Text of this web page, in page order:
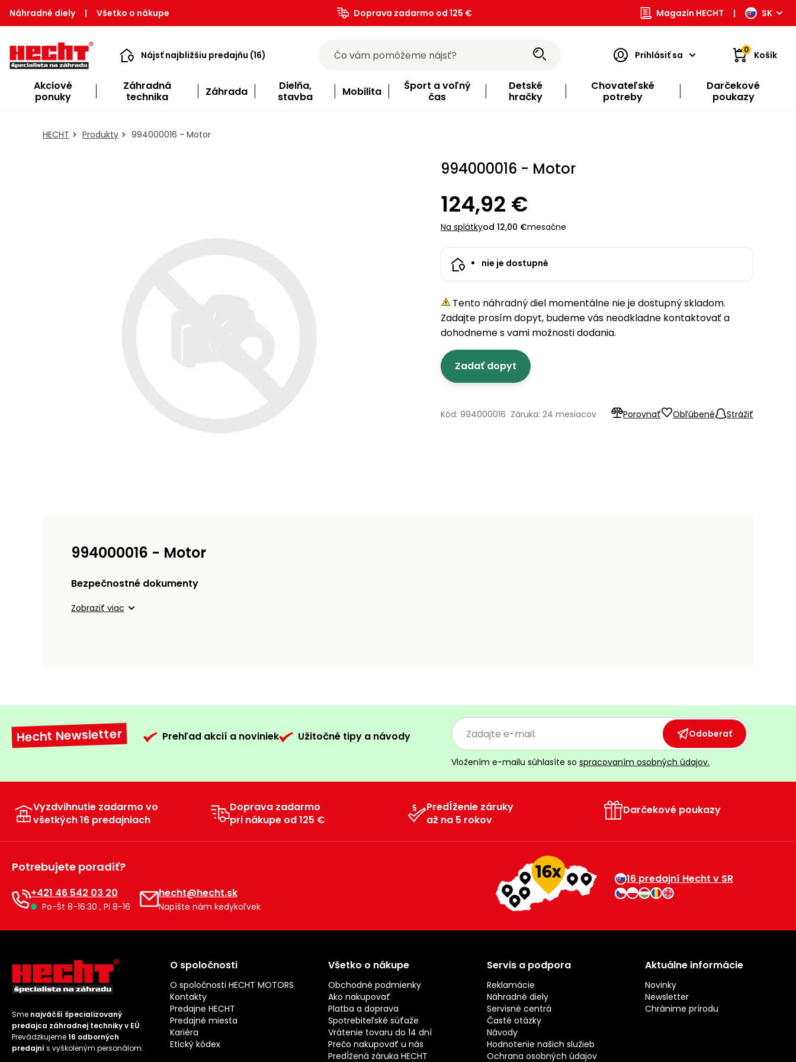
Náhradné diely | Všetko o nákupe Doprava zadarmo od 125 € Magazín HECHT | SK
Nájsť najbližšiu predajňu (16) Prihlásiť sa 0 Košík
Akciové
ponuky
Záhradná
technika
Záhrada
Dielňa,
stavba
Mobilita
Šport a voľný
čas
Detské
hračky
Chovateľské
potreby
Darčekové
poukazy
HECHT Produkty 994000016 - Motor
994000016 - Motor
124,92 €
Na splátkyod 12,00 €mesačne
nie je dostupné
Tento náhradný diel momentálne nie je dostupný skladom.
Zadajte prosím dopyt, budeme vás neodkladne kontaktovať a
dohodneme s vami možnosti dodania.
Zadať dopyt
Porovnať Obľúbené Strážiť
Kód: 994000016 Záruka: 24 mesiacov
994000016 - Motor
Bezpečnostné dokumenty
Zobraziť viac
Hecht Newsletter Prehľad akcií a noviniek Užitočné tipy a návody Odoberať
Vložením e-mailu súhlasíte so spracovaním osobných údajov.
Vyzdvihnutie zadarmo vo
všetkých 16 predajniach
Doprava zadarmo
pri nákupe od 125 €
Predĺženie záruky
až na 5 rokov
Darčekové poukazy
Potrebujete poradiť?
+421 46 542 03 20
Po-Št 8-16:30 , Pi 8-16
hecht@hecht.sk
Napíšte nám kedykoľvek
16 predajní Hecht v SR
Sme najväčší špecializovaný
predajca záhradnej techniky v EÚ.
Prevádzkujeme16 odborných
predajní s vyškoleným personálom.
O spoločnosti
O spoločnosti HECHT MOTORS
Kontakty
Predajne HECHT
Predajné miesta
Kariéra
Etický kódex
Všetko o nákupe
Obchodné podmienky
Ako nakupovať
Platba a doprava
Spotrebiteľské súťaže
Vrátenie tovaru do 14 dní
Prečo nakupovať u nás
Predĺžená záruka HECHT
Servis a podpora
Reklamácie
Náhradné diely
Servisné centrá
Časté otázky
Návody
Hodnotenie našich služieb
Ochrana osobných údajov
Aktuálne informácie
Novinky
Newsletter
Chránime prírodu